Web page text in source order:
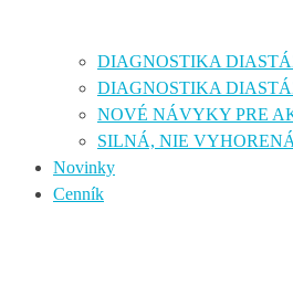
DIAGNOSTIKA
DIAGNOSTIKA
NOVÉ NÁVYKY PRE
SILNÁ, NIE
Novinky
Cenník